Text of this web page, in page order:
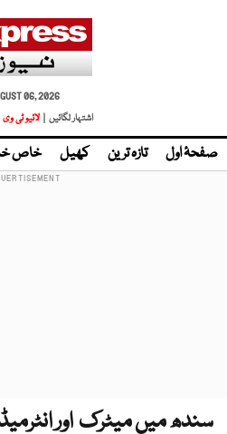
06, 2026
اشتہار لگائیں |
لائیو ٹی وی
صفحۂ اول تازہ ترین کھیل خاص
سندھ میں میٹرک اور